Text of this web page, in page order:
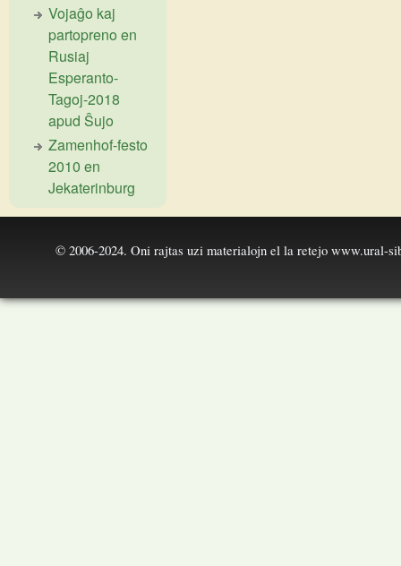
Vojaĝo kaj
partopreno en
Rusiaj
Esperanto-
Tagoj-2018
apud Ŝujo
Zamenhof-festo
2010 en
Jekaterinburg
© 2006-2024. Oni rajtas uzi materialojn el la retejo www.ural-